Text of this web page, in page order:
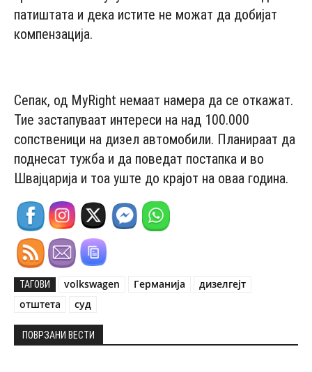
патиштата и дека истите не можат да добијат
компензација.
Сепак, од MyRight немаат намера да се откажат.
Тие застапуваат интереси на над 100.000
сопственици на дизел автомобили. Планираат да
поднесат тужба и да поведат постапка и во
Швајцарија и тоа уште до крајот на оваа година.
ТАГОВИ volkswagen Германија
дизелгејт
отштета
суд
ПОВРЗАНИ ВЕСТИ